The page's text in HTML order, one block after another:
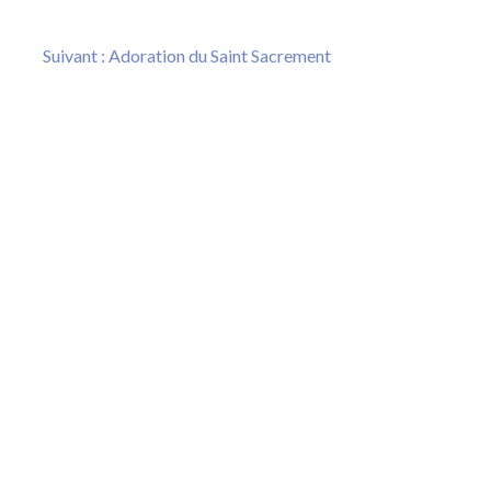
Suivant : Next
Adoration du Saint Sacrement